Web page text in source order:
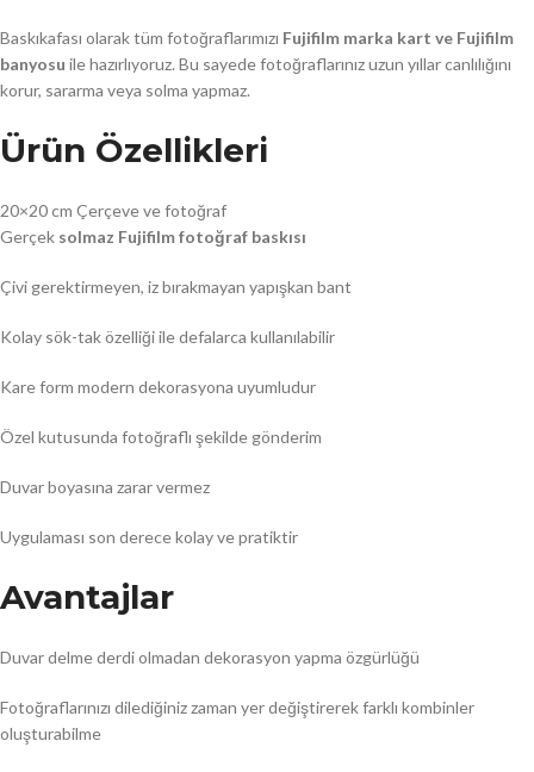
Baskıkafası olarak tüm fotoğraflarımızı Fujifilm marka kart ve Fujifilm
banyosu ile hazırlıyoruz. Bu sayede fotoğraflarınız uzun yıllar canlılığını
korur, sararma veya solma yapmaz.
Ürün Özellikleri
20×20 cm Çerçeve ve fotoğraf
Gerçek solmaz Fujifilm fotoğraf baskısı
Çivi gerektirmeyen, iz bırakmayan yapışkan bant
Kolay sök-tak özelliği ile defalarca kullanılabilir
Kare form modern dekorasyona uyumludur
Özel kutusunda fotoğraflı şekilde gönderim
Duvar boyasına zarar vermez
Uygulaması son derece kolay ve pratiktir
Avantajlar
Duvar delme derdi olmadan dekorasyon yapma özgürlüğü
Fotoğraflarınızı dilediğiniz zaman yer değiştirerek farklı kombinler
oluşturabilme